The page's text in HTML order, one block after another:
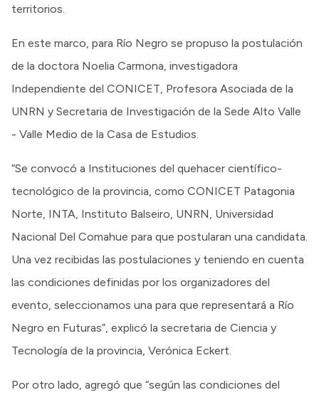
territorios.
En este marco, para Río Negro se propuso la postulación
de la doctora Noelia Carmona, investigadora
Independiente del CONICET, Profesora Asociada de la
UNRN y Secretaria de Investigación de la Sede Alto Valle
- Valle Medio de la Casa de Estudios.
“Se convocó a Instituciones del quehacer científico-
tecnológico de la provincia, como CONICET Patagonia
Norte, INTA, Instituto Balseiro, UNRN, Universidad
Nacional Del Comahue para que postularan una candidata.
Una vez recibidas las postulaciones y teniendo en cuenta
las condiciones definidas por los organizadores del
evento, seleccionamos una para que representará a Río
Negro en Futuras”, explicó la secretaria de Ciencia y
Tecnología de la provincia, Verónica Eckert.
Por otro lado, agregó que “según las condiciones del